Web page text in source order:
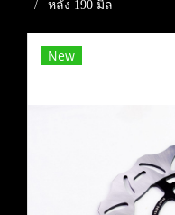
หลัง 190 มิล
New